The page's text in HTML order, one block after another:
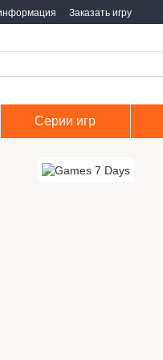
Заказать игру
Серии игр